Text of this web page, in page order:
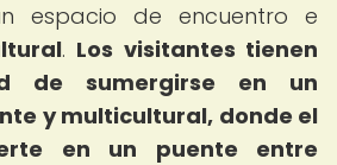
espacio de encuentro e
. Los visitantes tienen
de sumergirse en un
y multicultural, donde el
en un puente entre